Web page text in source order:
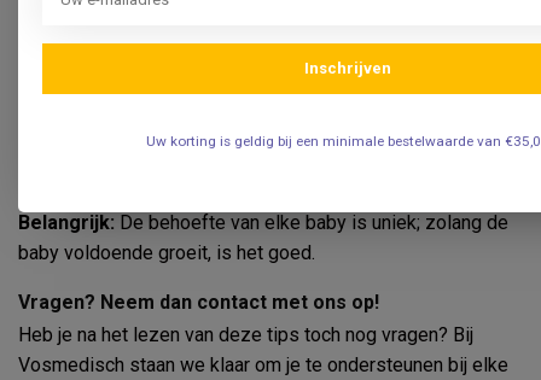
(4 kg) / 4 x 200 ml = 800 ml / 24 uur.
Belangrijk: De behoefte van elke baby is uniek; zolang de
baby voldoende groeit, is het goed.
Vragen? Neem dan contact met ons op!
Heb je na het lezen van deze tips toch nog vragen? Bij
Vosmedisch staan we klaar om je te ondersteunen bij elke
Inschrijven
Uw korting is geldig bij een minimale bestelwaarde van